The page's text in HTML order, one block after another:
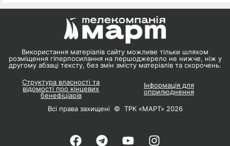
Використання матеріалів сайту можливе тільки шляхом
розміщення гіперпосилання на першоджерело не нижче, ніж у
другому абзаці тексту, без змін змісту матеріалів та скорочень.
Структура власності та
відомості про кінцевих
бенефіціарів
Інформація для
оприлюднення
Всі права захищені © ТРК «МАРТ» 2026